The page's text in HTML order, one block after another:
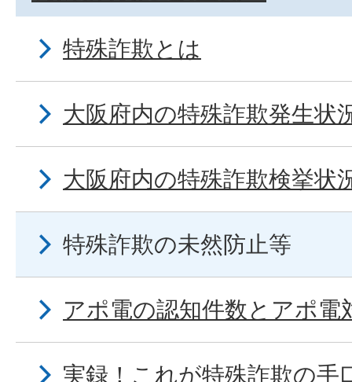
特殊詐欺とは
大阪府内の特殊詐欺発生状
大阪府内の特殊詐欺検挙状
特殊詐欺の未然防止等
アポ電の認知件数とアポ電
実録！これが特殊詐欺の手